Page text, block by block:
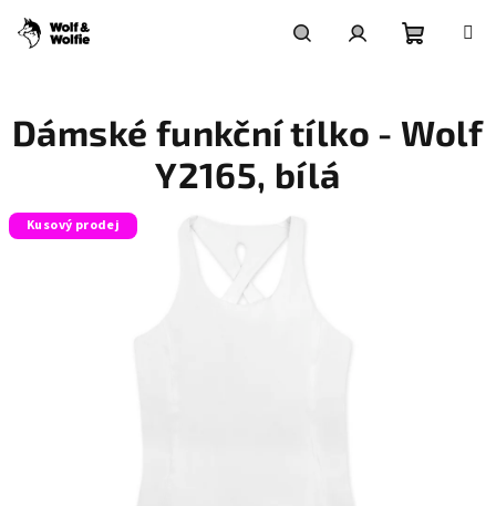
obsah
košík
Dámské funkční tílko - Wolf
Y2165, bílá
Kusový prodej